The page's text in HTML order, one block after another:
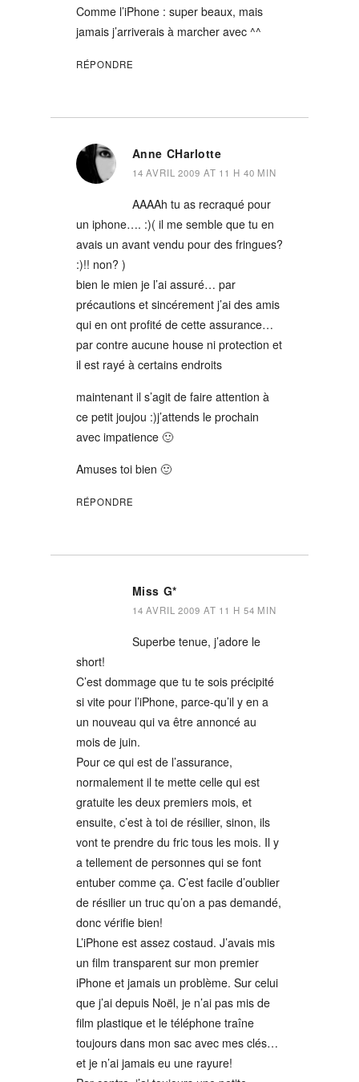
Comme l’iPhone : super beaux, mais
jamais j’arriverais à marcher avec ^^
RÉPONDRE
Anne CHarlotte
14 AVRIL 2009 AT 11 H 40 MIN
AAAAh tu as recraqué pour
un iphone…. :)( il me semble que tu en
avais un avant vendu pour des fringues?
:)!! non? )
bien le mien je l’ai assuré… par
précautions et sincérement j’ai des amis
qui en ont profité de cette assurance…
par contre aucune house ni protection et
il est rayé à certains endroits
maintenant il s’agit de faire attention à
ce petit joujou :)j’attends le prochain
avec impatience 🙂
Amuses toi bien 🙂
RÉPONDRE
Miss G*
14 AVRIL 2009 AT 11 H 54 MIN
Superbe tenue, j’adore le
short!
C’est dommage que tu te sois précipité
si vite pour l’iPhone, parce-qu’il y en a
un nouveau qui va être annoncé au
mois de juin.
Pour ce qui est de l’assurance,
normalement il te mette celle qui est
gratuite les deux premiers mois, et
ensuite, c’est à toi de résilier, sinon, ils
vont te prendre du fric tous les mois. Il y
a tellement de personnes qui se font
entuber comme ça. C’est facile d’oublier
de résilier un truc qu’on a pas demandé,
donc vérifie bien!
L’iPhone est assez costaud. J’avais mis
un film transparent sur mon premier
iPhone et jamais un problème. Sur celui
que j’ai depuis Noël, je n’ai pas mis de
film plastique et le téléphone traîne
toujours dans mon sac avec mes clés…
et je n’ai jamais eu une rayure!